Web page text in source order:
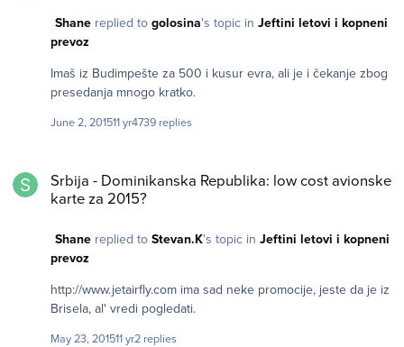
Shanereplied to golosina's topic in Jeftini letovi i kopneni
prevoz
Imaš iz Budimpešte za 500 i kusur evra, ali je i čekanje zbog
presedanja mnogo kratko.
June 2, 201511 yr4739 replies
Srbija - Dominikanska Republika: low cost avionske
karte za 2015?
Shanereplied to Stevan.K's topic in Jeftini letovi i kopneni
prevoz
http://www.jetairfly.com ima sad neke promocije, jeste da je iz
Brisela, al' vredi pogledati.
May 23, 201511 yr2 replies